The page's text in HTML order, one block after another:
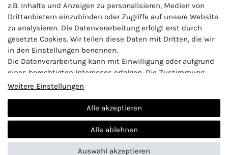
Widerrufsrecht
Impressum
Logo von DHL für Paketversand
Logo von Zahlung per
Vertrag widerrufen
© 2024 Abunt| Design by neoprisma
z.B. Inhalte und Anzeigen zu personalisieren, Medien von
Drittanbietern einzubinden oder Zugriffe auf unsere Website
zu analysieren. Die Datenverarbeitung erfolgt erst durch
gesetzte Cookies. Wir teilen diese Daten mit Dritten, die wir
in den Einstellungen benennen.
Die Datenverarbeitung kann mit Einwilligung oder aufgrund
eines berechtigten Interesses erfolgen. Die Zustimmung
kann erteilt oder abgelehnt werden. Es besteht das Recht,
Zeitpunkt zu ändern oder zu widerrufen. Beachten Sie unser
Impressumund weitere Hinweise zur Verwendung
personenbezogener Daten in unserer
Weitere Einstellungen
Alle akzeptieren
Alle ablehnen
Auswahl akzeptieren